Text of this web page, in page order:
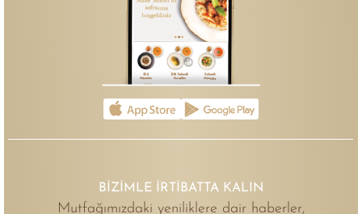
BİZİMLE İRTİBATTA KALIN
Mutfağımızdaki yeniliklere dair haberler,